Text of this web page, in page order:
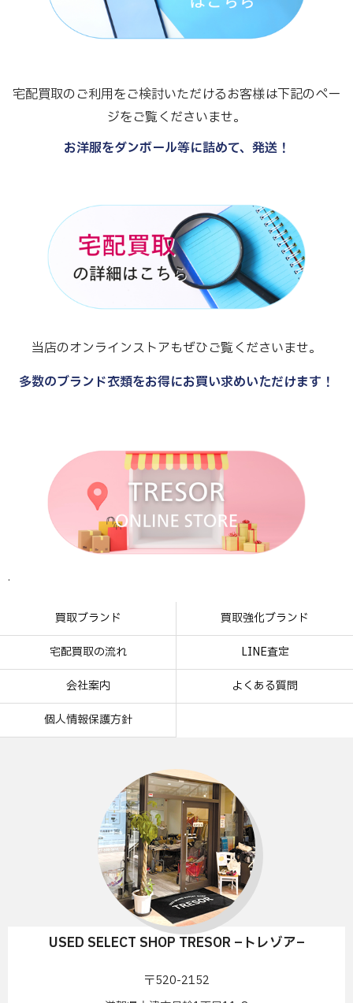
宅配買取のご利用をご検討いただけるお客様は下記のペー
ジをご覧くださいませ。
お洋服をダンボール等に詰めて、発送！
当店のオンラインストアもぜひご覧くださいませ。
多数のブランド衣類をお得にお買い求めいただけます！
.
買取ブランド 買取強化ブランド
宅配買取の流れ LINE査定
会社案内 よくある質問
個人情報保護方針
USED SELECT SHOP TRESOR –トレゾア–
〒520-2152